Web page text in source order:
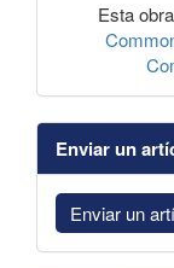
Esta
Enviar un
Enviar un